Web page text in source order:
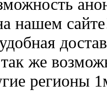
нашем
же
регионы